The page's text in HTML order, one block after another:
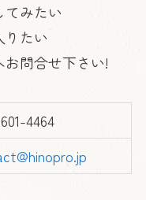
みたい
たい
問合せ下さい!
4464